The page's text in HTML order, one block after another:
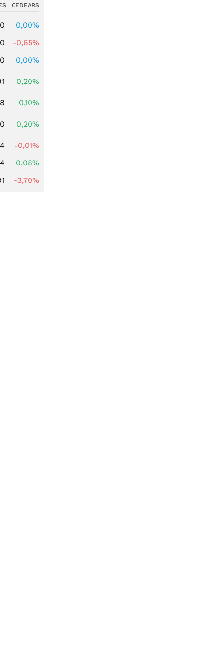
CEDEARS
0,00%
-0,65%
0,00%
0,20%
0,10%
0,20%
-0,01%
0,08%
-3,70%